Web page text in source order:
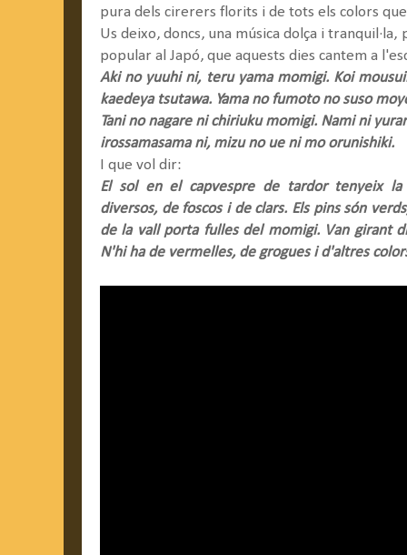
pura dels cirerers florits i de tots els colors
Us deixo, doncs, una música dolça i
popular al Japó, que aquests dies cantem a
Aki no yuuhi ni, teru yama momigi. Koi
kaedeya tsutawa. Yama no fumoto no suso
Tani no nagare ni chiriuku momigi. Nami ni
irossamasama ni, mizu no ue ni mo orunishiki.
I que vol dir:
El sol en el capvespre de tardor tenyeix la
diversos, de foscos i de clars. Els pins són
de la vall porta fulles del momigi. Van girant
N'hi ha de vermelles, de grogues i d'altres